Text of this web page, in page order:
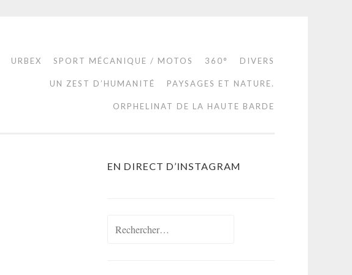
URBEX SPORT MÉCANIQUE / MOTOS 360° DIVERS
UN ZEST D’HUMANITÉ PAYSAGES ET NATURE.
ORPHELINAT DE LA HAUTE BARDE
EN DIRECT D’INSTAGRAM